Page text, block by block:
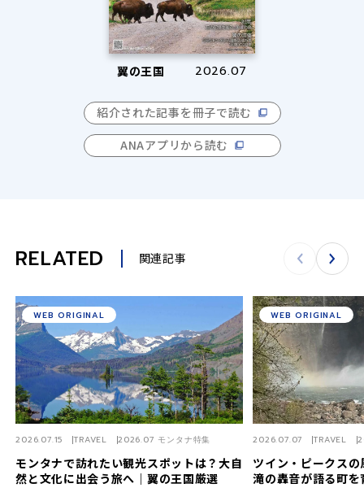
翼の王国 2026.07
紹介された記事を冊子で読む
ANAアプリから読む
RELATED 関連記事
モンタナで訪れたい観光スポットは？大自
然と文化に出会う旅へ｜翼の王国厳選
2026.07.15 TRAVEL 2026.07 モンタナ特集
WEB ORIGINAL
ツイン・ピークス
滝の轟音が語る町
2026.07.07 TRAVEL
WEB ORIGINAL